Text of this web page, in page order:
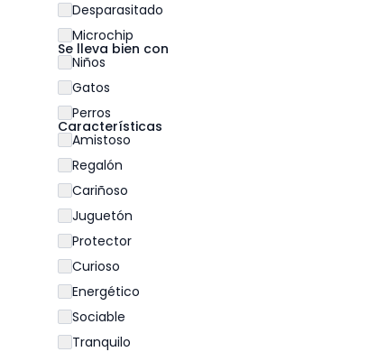
Desparasitado
Microchip
Se lleva bien con
Niños
Gatos
Perros
Características
Amistoso
Regalón
Cariñoso
Juguetón
Protector
Curioso
Energético
Sociable
Tranquilo